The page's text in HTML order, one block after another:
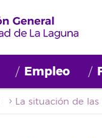
Empleo